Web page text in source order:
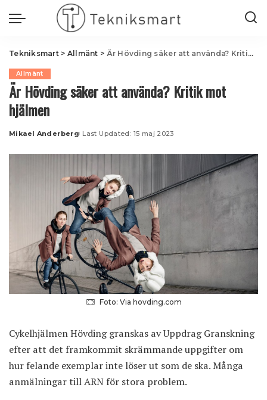
Tekniksmart> Allmänt > Är Hövding säker att använda? Kritik mot hjälmen
Allmänt
Är Hövding säker att använda? Kritik mot
hjälmen
Posted
Mikael Anderberg Last Updated: 15 maj 2023
Foto: Via hovding.com
Cykelhjälmen Hövding granskas av Uppdrag Granskning
efter att det framkommit skrämmande uppgifter om
hur felande exemplar inte löser ut som de ska. Många
anmälningar till ARN för stora problem.